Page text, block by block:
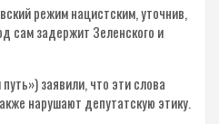
режим нацистским, уточнив,
сам задержит Зеленского и
заявили, что эти слова
нарушают депутатскую этику.